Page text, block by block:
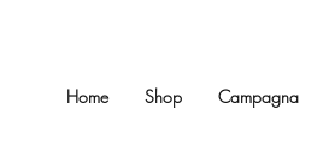
Home Shop Campagna